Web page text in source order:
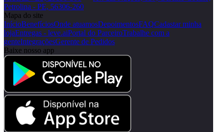
Petrolina - PE, 56306-260
Mapa do site
InícioBenefíciosOnde atuamosDepoimentosFAQCadastar minha
lojaEntregas - leve.aiPortal do ParceiroTrabalhe com a
genteIntegraçõesGerente de Pedidos
Baixe nosso app